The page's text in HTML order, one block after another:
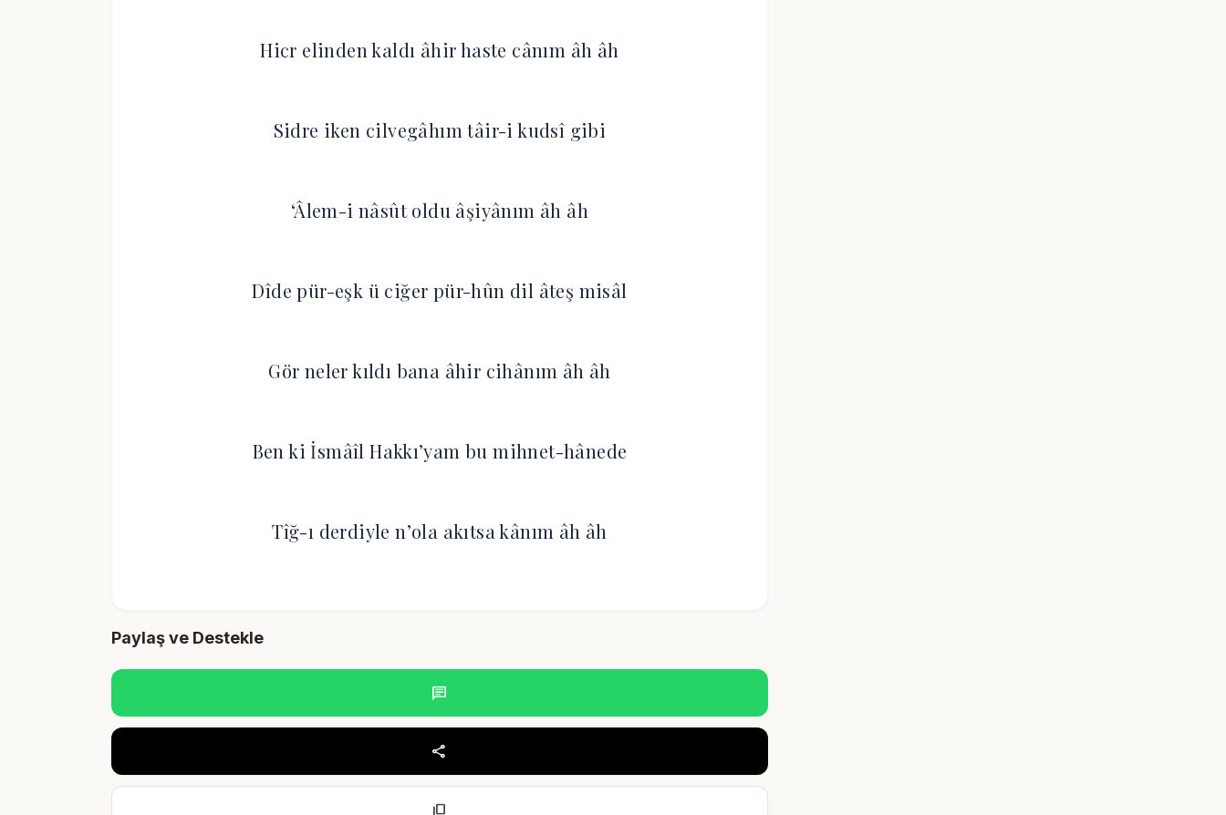
Hicr elinden kaldı âhir haste cânım âh âh
Sidre iken cilvegâhım tâir-i kudsî gibi
‘Âlem-i nâsût oldu âşiyânım âh âh
Dîde pür-eşk ü ciğer pür-hûn dil âteş misâl
Gör neler kıldı bana âhir cihânım âh âh
Ben ki İsmâîl Hakkı’yam bu mihnet-hânede
Tîğ-ı derdiyle n’ola akıtsa kânım âh âh
Paylaş ve Destekle
chat
share
content_copy